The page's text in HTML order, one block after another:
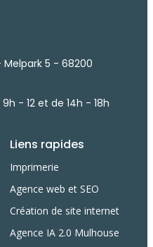
5 - 68200
- 12 et de 14h - 18h
Liens rapides
Imprimerie
Agence web et SEO
Création de site internet
Agence IA 2.0 Mulhouse